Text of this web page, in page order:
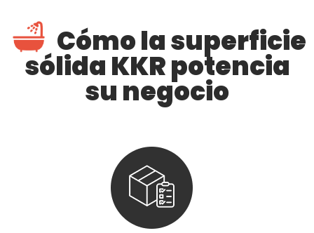
Cómo la superficie
sólida KKR potencia
su negocio